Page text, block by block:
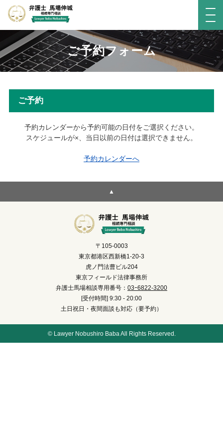
ご予約フォーム
ご予約
予約カレンダーから予約可能の日付をご選択ください。
スケジュールが×、当日以前の日付は選択できません。
予約カレンダーへ
▲
〒105-0003
東京都港区西新橋1-20-3
虎ノ門法曹ビル204
東京フィールド法律事務所
弁護士馬場相談専用番号： 03ｰ6822-3200
[受付時間] 9:30 - 20:00
土日祝日・夜間面談も対応（要予約）
© Lawyer Nobushiro Baba All Rights Reserved.